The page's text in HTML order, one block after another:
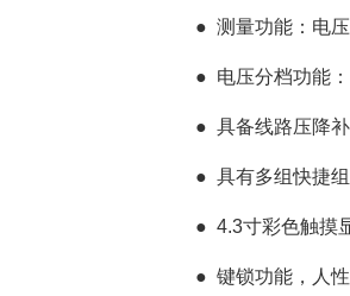
● 测量功能：电
● 电压分档功能
● 具备线路压降
● 具有多组快捷
● 4.3寸彩色触摸
● 键锁功能，人